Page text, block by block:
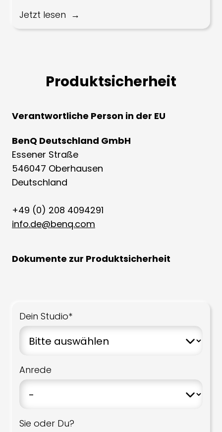
Jetzt lesen
Produktsicherheit
Verantwortliche Person in der EU
BenQ Deutschland GmbH
Essener Straße
546047 Oberhausen
Deutschland
+49 (0) 208 4094291
info.de@benq.com
Dokumente zur Produktsicherheit
Dein Studio*
Anrede
Sie oder Du?